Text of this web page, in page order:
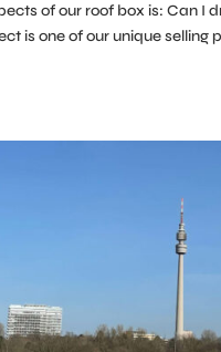
of our roof box is: Can
is one of our unique